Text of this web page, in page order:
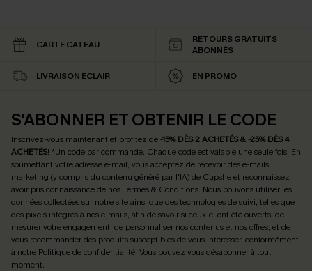
CARTE CATEAU
RETOURS GRATUITS
ABONNÉS
LIVRAISON ÉCLAIR EN PROMO
S'ABONNER ET OBTENIR LE CODE
Inscrivez-vous maintenant et profitez de -15% DÈS 2 ACHETÉS & -25% DÈS 4
ACHETÉS! *Un code par commande. Chaque code est valable une seule fois. En
soumettant votre adresse e-mail, vous acceptez de recevoir des e-mails
marketing (y compris du contenu généré par l'IA) de Cupshe et reconnaissez
avoir pris connaissance de nosTermes & Conditions. Nous pouvons utiliser les
données collectées sur notre site ainsi que des technologies de suivi, telles que
des pixels intégrés à nos e-mails, afin de savoir si ceux-ci ont été ouverts, de
mesurer votre engagement, de personnaliser nos contenus et nos offres, et de
vous recommander des produits susceptibles de vous intéresser, conformément
à notre Politique de confidentialité. Vous pouvez vous désabonner à tout
moment.